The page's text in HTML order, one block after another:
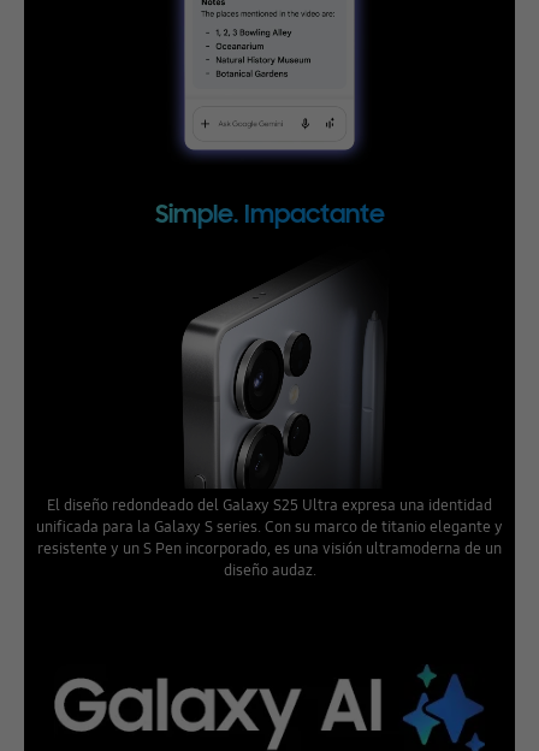
Simple. Impactante
El diseño redondeado del Galaxy S25 Ultra expresa una identidad
unificada para la Galaxy S series. Con su marco de titanio elegante y
resistente y un S Pen incorporado, es una visión ultramoderna de un
diseño audaz.